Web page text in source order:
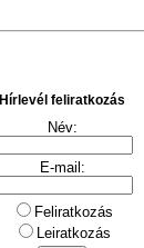
Hírlevél feliratkozás
Név:
E-mail:
Feliratkozás
Leiratkozás